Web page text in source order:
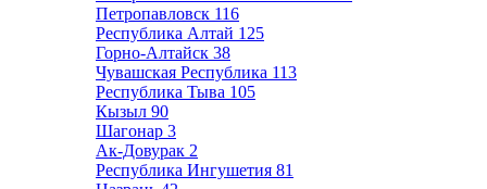
Петропавловск 116
Республика Алтай 125
Горно-Алтайск 38
Чувашская Республика 113
Республика Тыва 105
Кызыл 90
Шагонар 3
Ак-Довурак 2
Республика Ингушетия 81